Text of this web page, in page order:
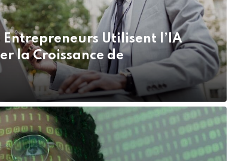
Entrepreneurs Utilisent l’IA
la Croissance de